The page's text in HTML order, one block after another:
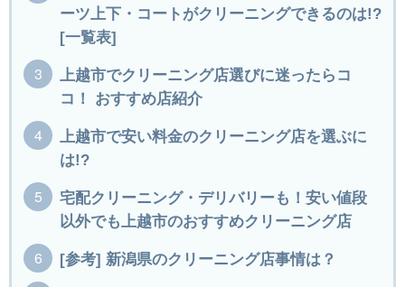
ーツ上下・コートがクリーニングできるのは!?
[一覧表]
上越市でクリーニング店選びに迷ったらコ
コ！ おすすめ店紹介
上越市で安い料金のクリーニング店を選ぶに
は!?
宅配クリーニング・デリバリーも！安い値段
以外でも上越市のおすすめクリーニング店
[参考] 新潟県のクリーニング店事情は？